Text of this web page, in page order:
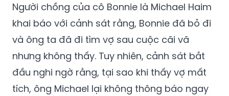
Người chồng của cô Bonnie là Michael Haim
khai báo với cảnh sát rằng, Bonnie đã bỏ đi
và ông ta đã đi tìm vợ sau cuộc cãi vã
nhưng không thấy. Tuy nhiên, cảnh sát bắt
đầu nghi ngờ rằng, tại sao khi thấy vợ mất
tích, ông Michael lại không thông báo ngay